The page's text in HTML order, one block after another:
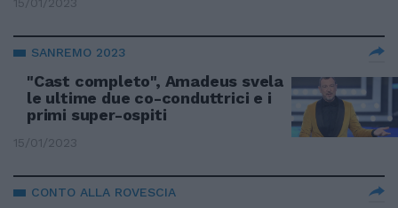
SANREMO 2023
"Cast completo", Amadeus svela
le ultime due co-conduttrici e i
primi super-ospiti
15/01/2023
CONTO ALLA ROVESCIA